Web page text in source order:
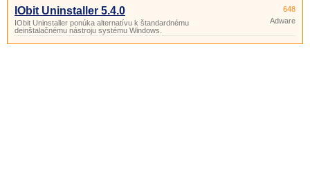
IObit Uninstaller 5.4.0
IObit Uninstaller ponúka alternatívu k štandardnému
deinštalačnému nástroju systému Windows.
648
Adware